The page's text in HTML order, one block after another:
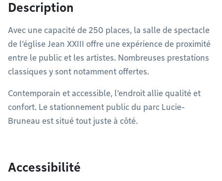
Description
Avec une capacité de 250 places, la salle de spectacle
de l’église Jean XXIII offre une expérience de proximité
entre le public et les artistes. Nombreuses prestations
classiques y sont notamment offertes.
Contemporain et accessible, l’endroit allie qualité et
confort. Le stationnement public du parc Lucie-
Bruneau est situé tout juste à côté.
Accessibilité